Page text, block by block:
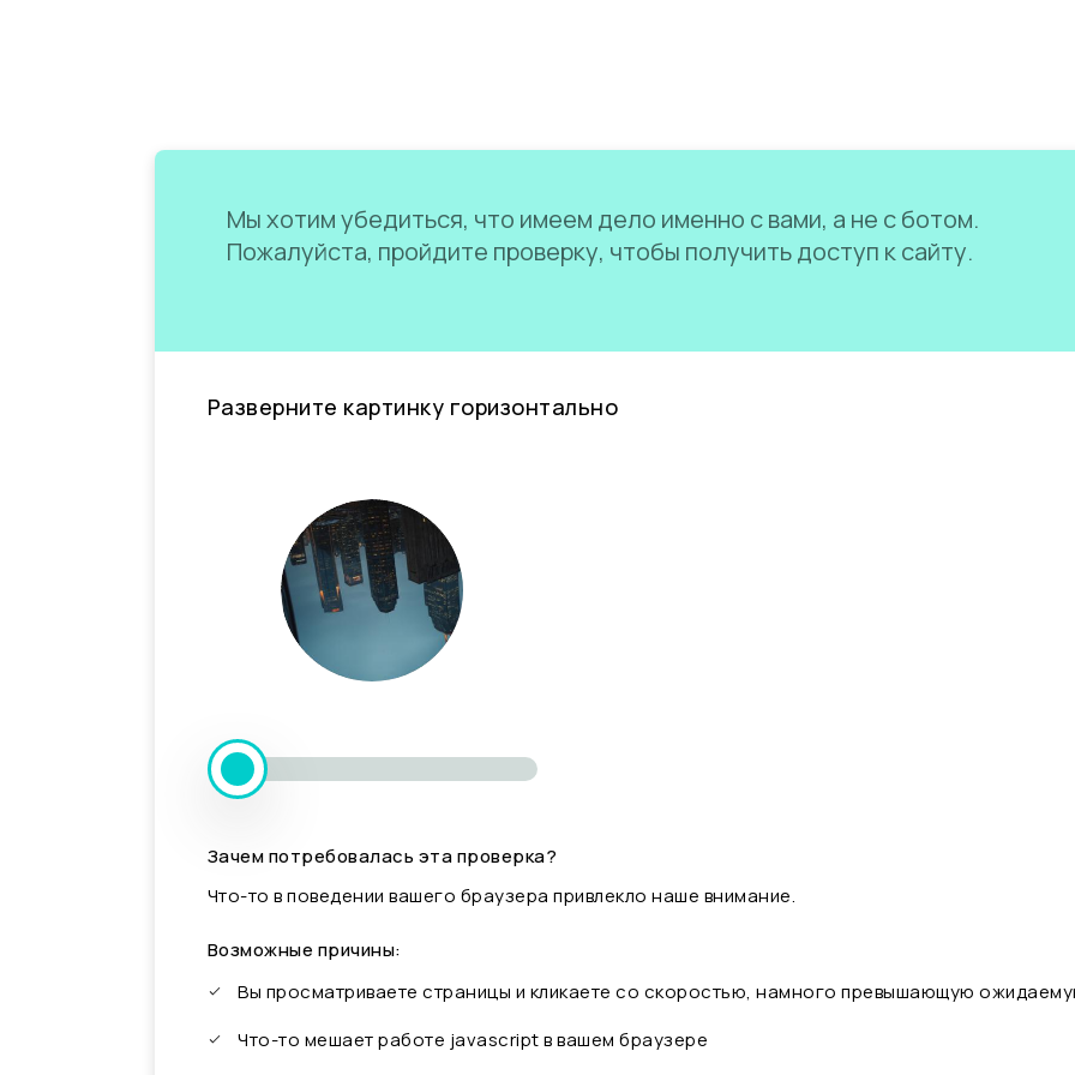
Мы хотим убедиться, что имеем дело именно с вами, а не с ботом.
Пожалуйста, пройдите проверку, чтобы получить доступ к сайту.
Разверните картинку горизонтально
Зачем потребовалась эта проверка?
Что-то в поведении вашего браузера привлекло наше внимание.
Возможные причины:
Вы просматриваете страницы и кликаете со скоростью, намного превышающую
Что-то мешает работе javascript в вашем браузере